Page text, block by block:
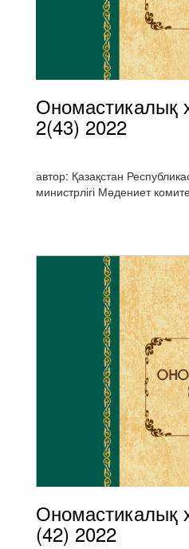
2(43) 2022
автор: Қазақстан
министрлігі Мәдениет
(42) 2022